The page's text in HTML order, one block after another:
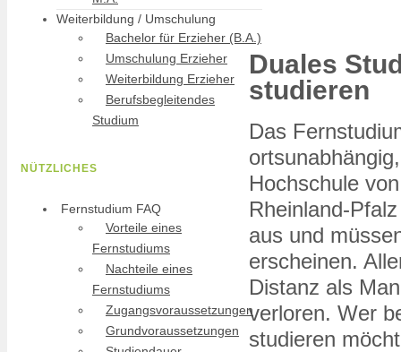
Duales
studieren
Das
Hochschule
Rheinland-
aus und
erscheinen.
Distanz als
verloren. Wer
studieren
Weiterbildung / Umschulung
Bachelor für Erzieher (B.A.)
Umschulung Erzieher
Weiterbildung Erzieher
Berufsbegleitendes
Studium
NÜTZLICHES
Fernstudium FAQ
Vorteile eines
Fernstudiums
Nachteile eines
Fernstudiums
Zugangsvoraussetzungen
Grundvoraussetzungen